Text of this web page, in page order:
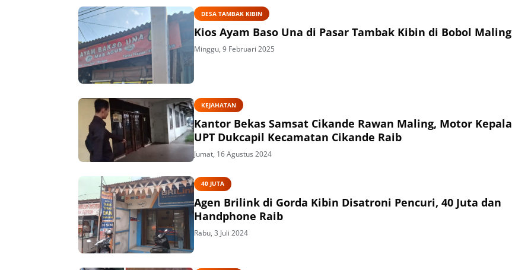
DESA TAMBAK KIBIN
Kios Ayam Baso Una di Pasar Tambak Kibin di Bobol Maling
Minggu, 9 Februari 2025
KEJAHATAN
Kantor Bekas Samsat Cikande Rawan Maling, Motor Kepala
UPT Dukcapil Kecamatan Cikande Raib
Jumat, 16 Agustus 2024
40 JUTA
Agen Brilink di Gorda Kibin Disatroni Pencuri, 40 Juta dan
Handphone Raib
Rabu, 3 Juli 2024